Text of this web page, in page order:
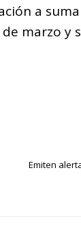
a
marzo y
Emiten